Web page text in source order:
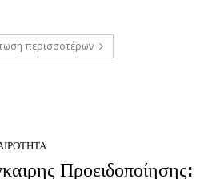
περισσοτέρων